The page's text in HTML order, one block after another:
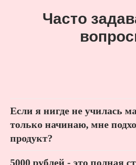
Часто
Если я нигде не училась
только начинаю, мне
продукт?
5000 рублей - это полная